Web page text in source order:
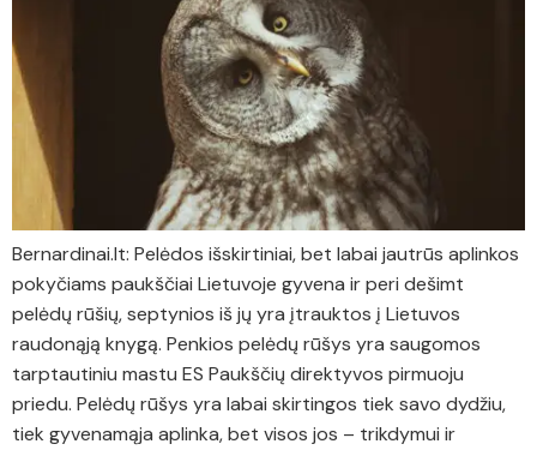
Bernardinai.lt: Pelėdos išskirtiniai, bet labai jautrūs aplinkos
pokyčiams paukščiai Lietuvoje gyvena ir peri dešimt
pelėdų rūšių, septynios iš jų yra įtrauktos į Lietuvos
raudonąją knygą. Penkios pelėdų rūšys yra saugomos
tarptautiniu mastu ES Paukščių direktyvos pirmuoju
priedu. Pelėdų rūšys yra labai skirtingos tiek savo dydžiu,
tiek gyvenamąja aplinka, bet visos jos – trikdymui ir